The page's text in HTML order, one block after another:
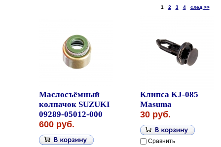
1 2 3 4 след >>
Маслосъёмный
колпачок SUZUKI
09289-05012-000
600 руб.
Клипса KJ-085
Masuma
30 руб.
Сравнить